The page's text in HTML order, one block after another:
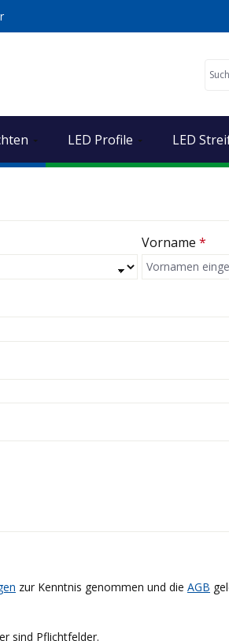
LED Profile LED
Vorname *
zur Kenntnis genommen und die AGB
sind Pflichtfelder.